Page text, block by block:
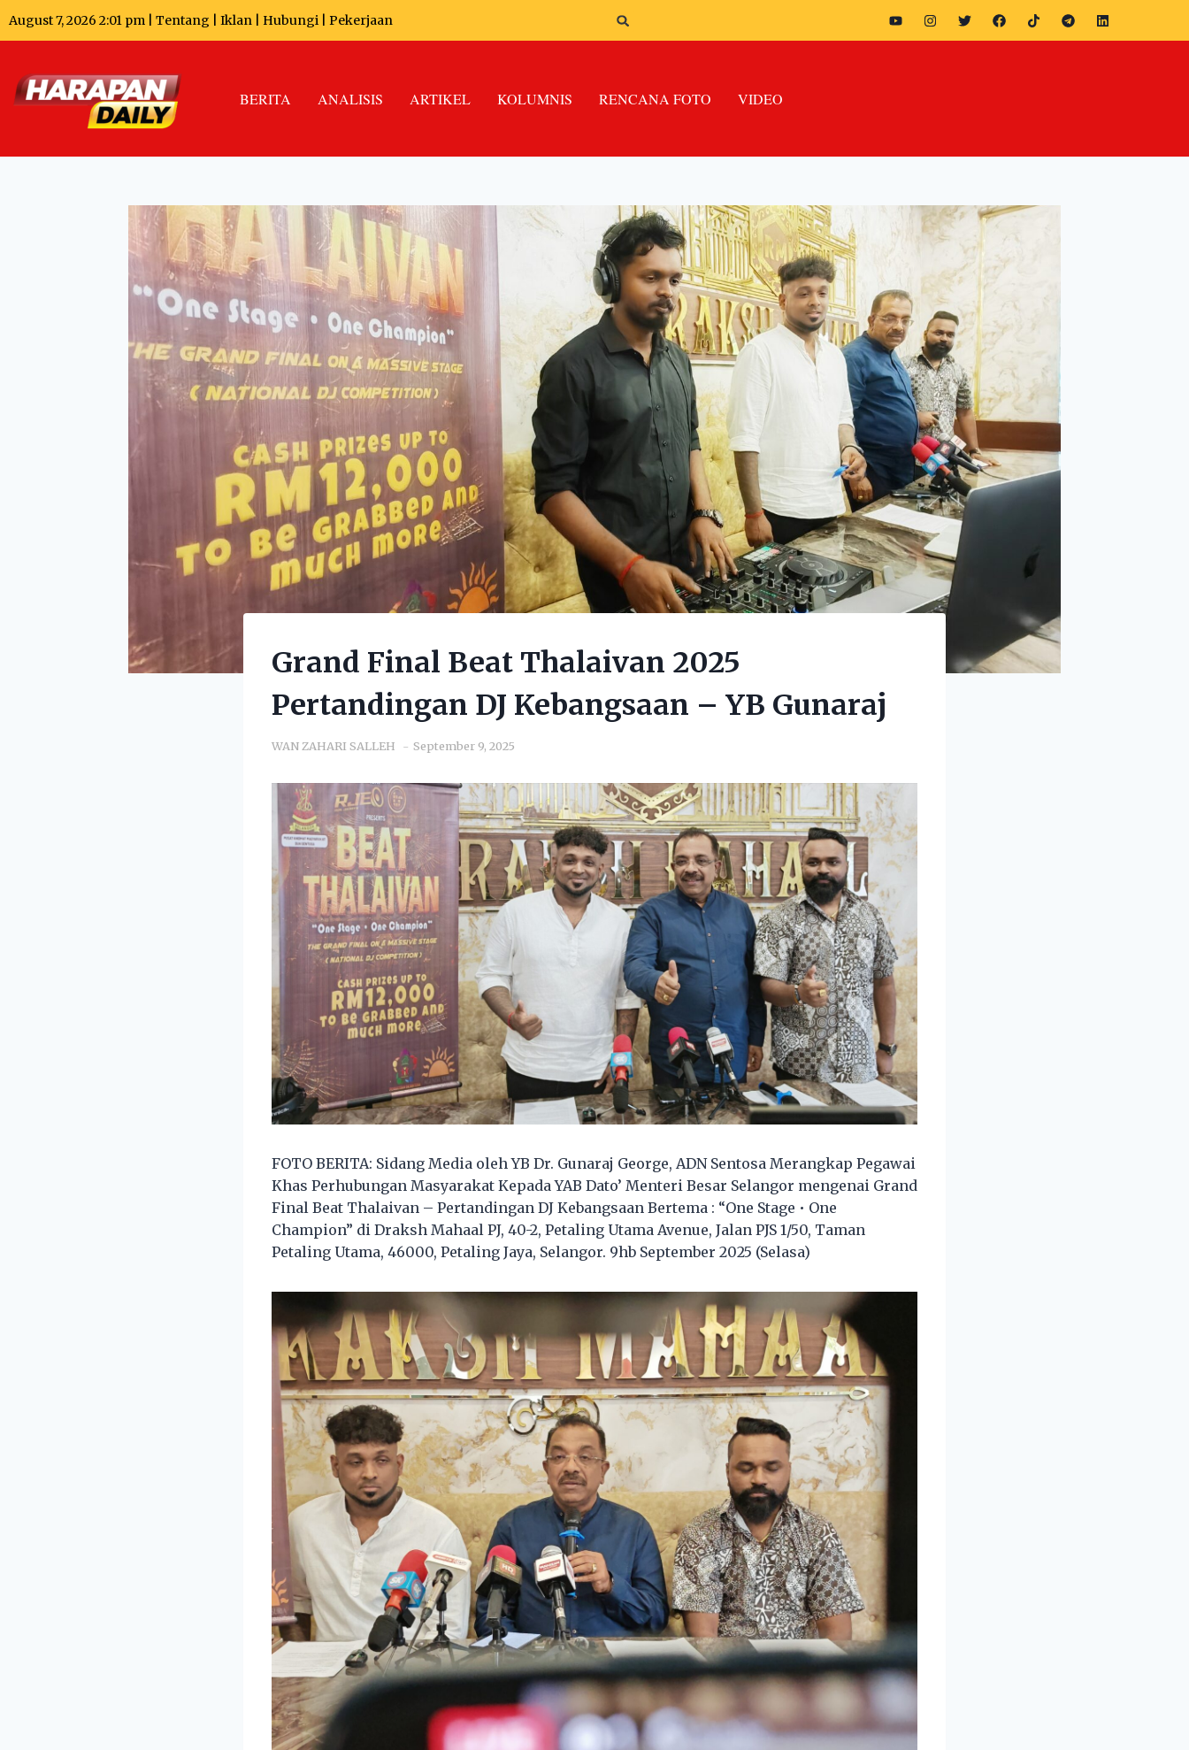
August 7, 2026 2:01 pm | Tentang Iklan Hubungi Pekerjaan
BERITA ANALISIS ARTIKEL KOLUMNIS RENCANA FOTO VIDEO
Grand Final Beat Thalaivan 2025
Pertandingan DJ Kebangsaan – YB Gunaraj
WAN ZAHARI SALLEH September 9, 2025
FOTO BERITA: Sidang Media oleh YB Dr. Gunaraj George, ADN Sentosa Merangkap Pegawai
Khas Perhubungan Masyarakat Kepada YAB Dato’ Menteri Besar Selangor mengenai Grand
Final Beat Thalaivan – Pertandingan DJ Kebangsaan Bertema : “One Stage • One
Champion” di Draksh Mahaal PJ, 40-2, Petaling Utama Avenue, Jalan PJS 1/50, Taman
Petaling Utama, 46000, Petaling Jaya, Selangor. 9hb September 2025 (Selasa)